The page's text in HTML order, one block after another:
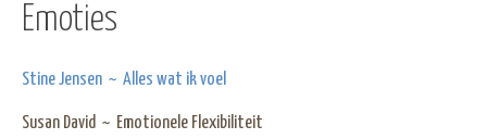
Emoties
Stine Jensen ~ Alles wat ik voel
Susan David ~ Emotionele Flexibiliteit